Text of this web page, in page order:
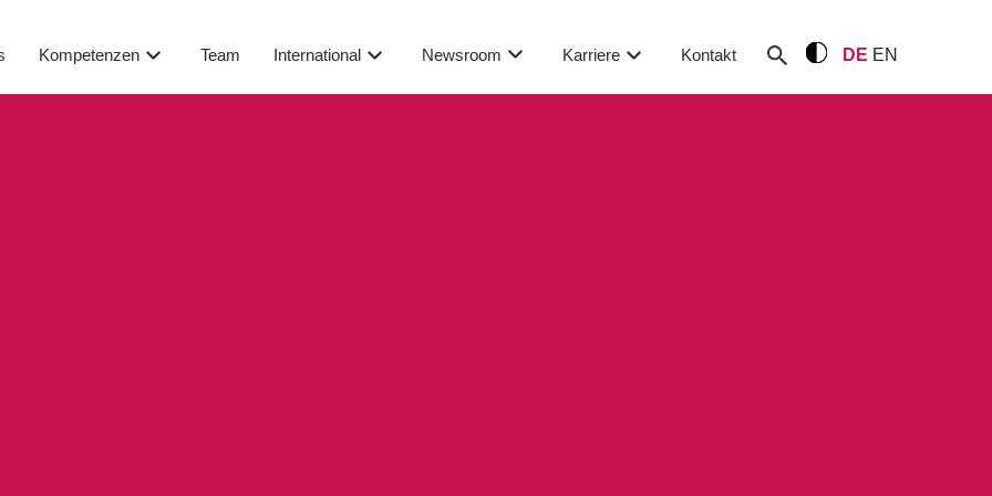
Kompetenzen Team International Newsroom Karriere Kontakt DE EN